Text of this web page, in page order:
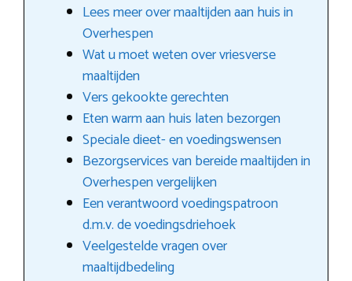
Lees meer over maaltijden aan huis in
Overhespen
Wat u moet weten over vriesverse
maaltijden
Vers gekookte gerechten
Eten warm aan huis laten bezorgen
Speciale dieet- en voedingswensen
Bezorgservices van bereide maaltijden in
Overhespen vergelijken
Een verantwoord voedingspatroon
d.m.v. de voedingsdriehoek
Veelgestelde vragen over
maaltijdbedeling